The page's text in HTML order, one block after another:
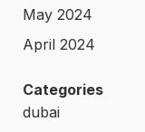
May 2024
April 2024
Categories
dubai